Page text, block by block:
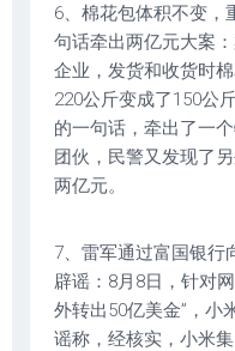
6、棉花包体积不变，
句话牵出两亿元大案
企业，发货和收货时
220公斤变成了150公
的一句话，牵出了一
团伙，民警又发现了
两亿元。
7、雷军通过富国银行
辟谣：8月8日，针对
外转出50亿美金”，小
谣称，经核实，小米